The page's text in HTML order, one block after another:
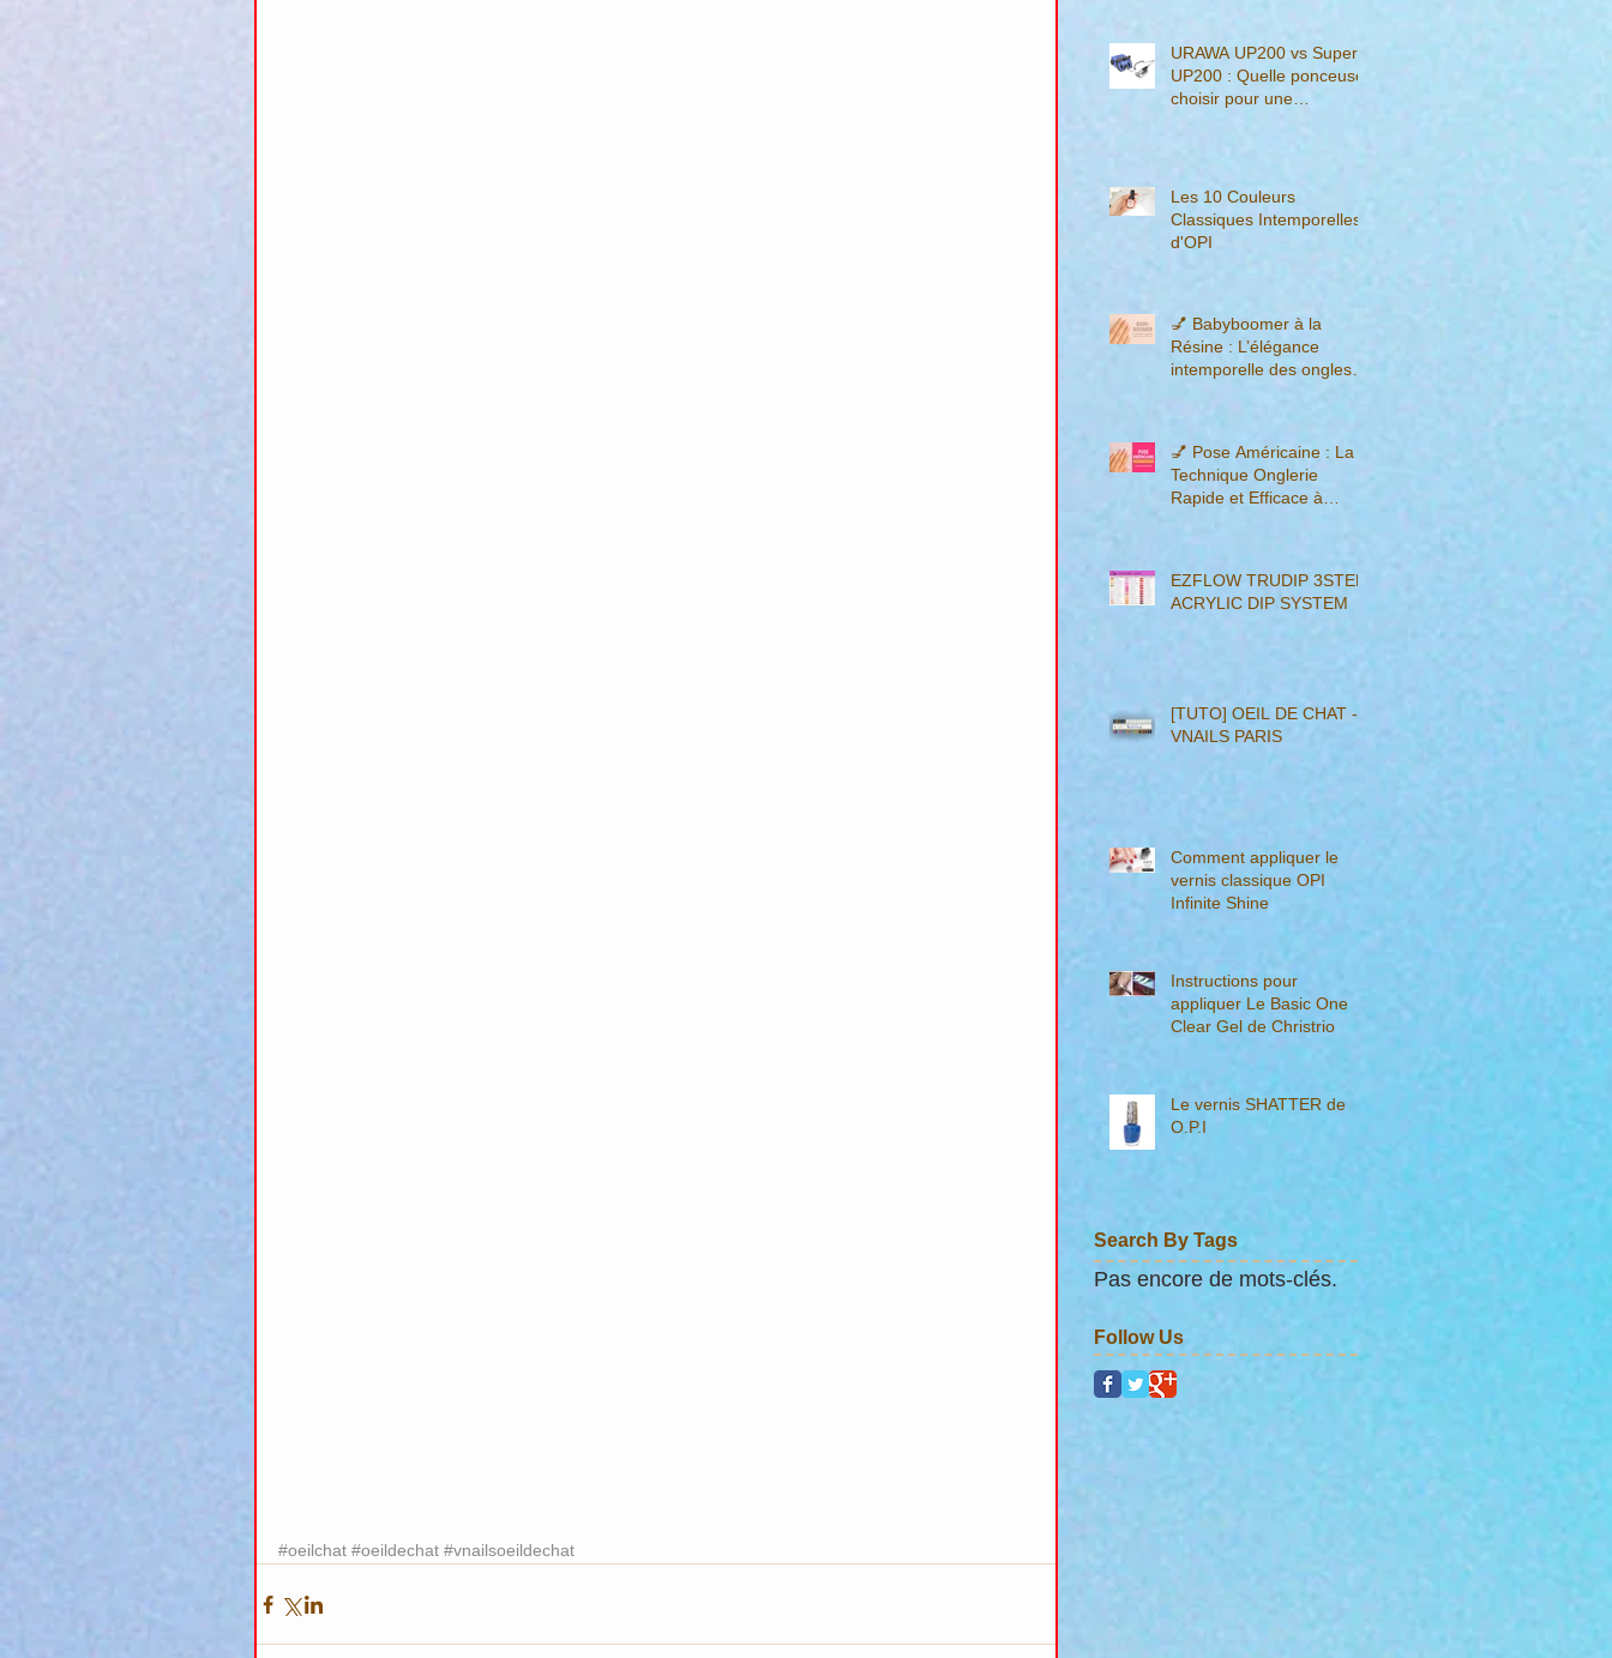
#oeilchat #oeildechat #vnailsoeildechat
URAWA UP200 vs Super
UP200 : Quelle ponceuse
choisir pour une
Les 10 Couleurs
Classiques Intemporelles
d'OPI
💅 Babyboomer à la
Résine : L’élégance
intemporelle des ongles
💅 Pose Américaine : La
Technique Onglerie
Rapide et Efficace à
EZFLOW TRUDIP 3STEP
ACRYLIC DIP SYSTEM
[TUTO] OEIL DE CHAT -
VNAILS PARIS
Comment appliquer le
vernis classique OPI
Infinite Shine
Instructions pour
appliquer Le Basic One
Clear Gel de Christrio
Le vernis SHATTER de
O.P.I
Search By Tags
Pas encore de mots-clés.
Follow Us